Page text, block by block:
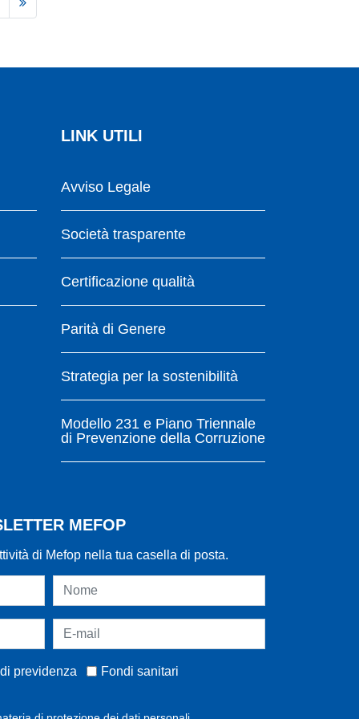
LINK UTILI
Avviso Legale
Società trasparente
Certificazione qualità
Parità di Genere
Strategia per la sostenibilità
Modello 231 e Piano Triennale
di Prevenzione della Corruzione
MEFOP
di Mefop nella tua casella di posta.
previdenza Fondi sanitari